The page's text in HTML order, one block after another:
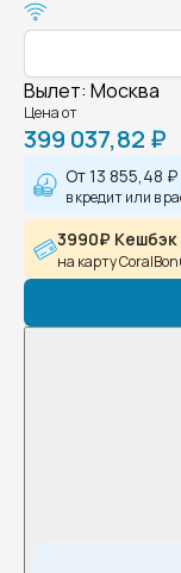
Вылет: Москва
Цена от
399 037,82 ₽
От13 855,48 ₽
в кредит или в
3990₽ Кешбэк
на карту